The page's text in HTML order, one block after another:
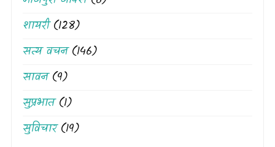
शायरी(128)
सत्य वचन(146)
सावन(9)
सुप्रभात(1)
सुविचार(19)